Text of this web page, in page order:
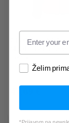
GEOXK2628K K
SHORT PAR
jakna
47,09 €
*Najniža cijena u
78,49 €
Želim